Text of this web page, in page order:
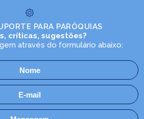
PARA PARÓQUIAS
críticas, sugestões?
através do formulário abaixo: